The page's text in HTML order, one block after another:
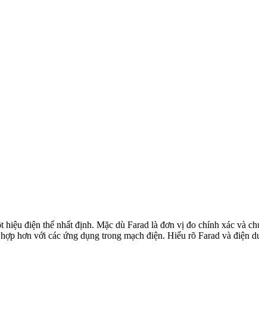
điện thế nhất định. Mặc dù Farad là đơn vị đo chính xác và
hơn với các ứng dụng trong mạch điện. Hiểu rõ Farad và điện